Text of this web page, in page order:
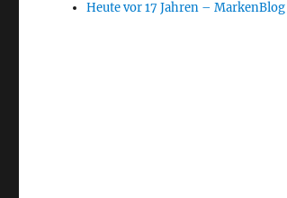
Heute vor 17 Jahren – MarkenBlog